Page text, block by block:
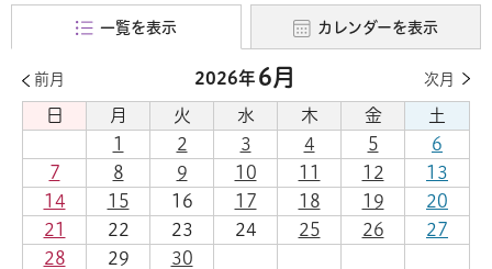
一覧を表示 カレンダーを表示
前月 2026年 6月 次月
日 月 火 水 木 金
土
1
2 3 4 5
6
7
8 9 10 11 12
13
14
15 16 17 18 19
20
21
22 23 24 25 26
27
28
29 30